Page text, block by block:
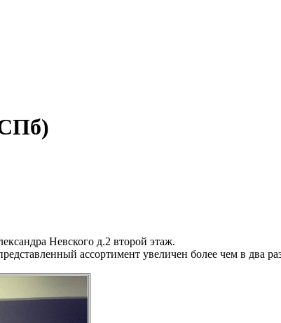
Невского д.2 второй этаж.
ассортимент увеличен более чем в два